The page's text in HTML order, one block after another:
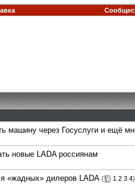
машину через Госуслуги и ещё
новые LADA россиянам
«жадных» дилеров LADA ( 1 2 3 4)